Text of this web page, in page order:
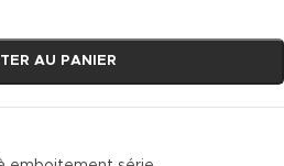
AU PANIER